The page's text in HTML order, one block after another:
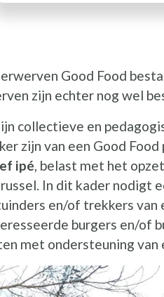
Good Food
zijn echter nog wel
collectieve en
zijn van een Good Food
ipé, belast met het
In dit kader nodigt
en/of trekkers van
burgers en/of
met ondersteuning van